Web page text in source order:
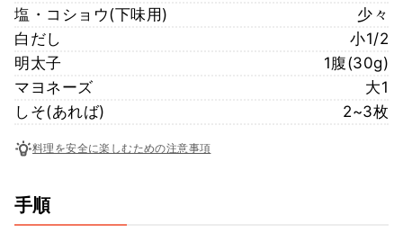
塩・コショウ(下味用)
少々
白だし
小1/2
明太子
1腹(30g)
マヨネーズ
大1
しそ(あれば)
2~3枚
料理を安全に楽しむための注意事項
手順